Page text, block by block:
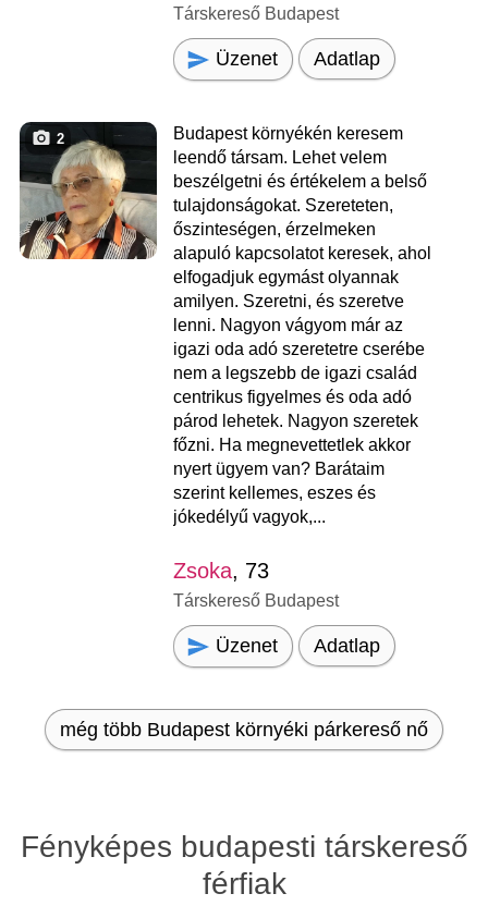
Társkereső Budapest
Üzenet Adatlap
2
Budapest környékén keresem
leendő társam. Lehet velem
beszélgetni és értékelem a belső
tulajdonságokat. Szereteten,
őszinteségen, érzelmeken
alapuló kapcsolatot keresek, ahol
elfogadjuk egymást olyannak
amilyen. Szeretni, és szeretve
lenni. Nagyon vágyom már az
igazi oda adó szeretetre cserébe
nem a legszebb de igazi család
centrikus figyelmes és oda adó
párod lehetek. Nagyon szeretek
főzni. Ha megnevettetlek akkor
nyert ügyem van? Barátaim
szerint kellemes, eszes és
jókedélyű vagyok,...
Zsoka, 73
Társkereső Budapest
Üzenet Adatlap
még több Budapest környéki párkereső nő
Fényképes budapesti társkereső
férfiak